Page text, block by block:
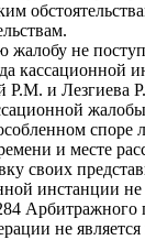
жалобу не
кассационной
Р.М. и Лезгиева
споре
и месте
своих
инстанции
Арбитражного
не